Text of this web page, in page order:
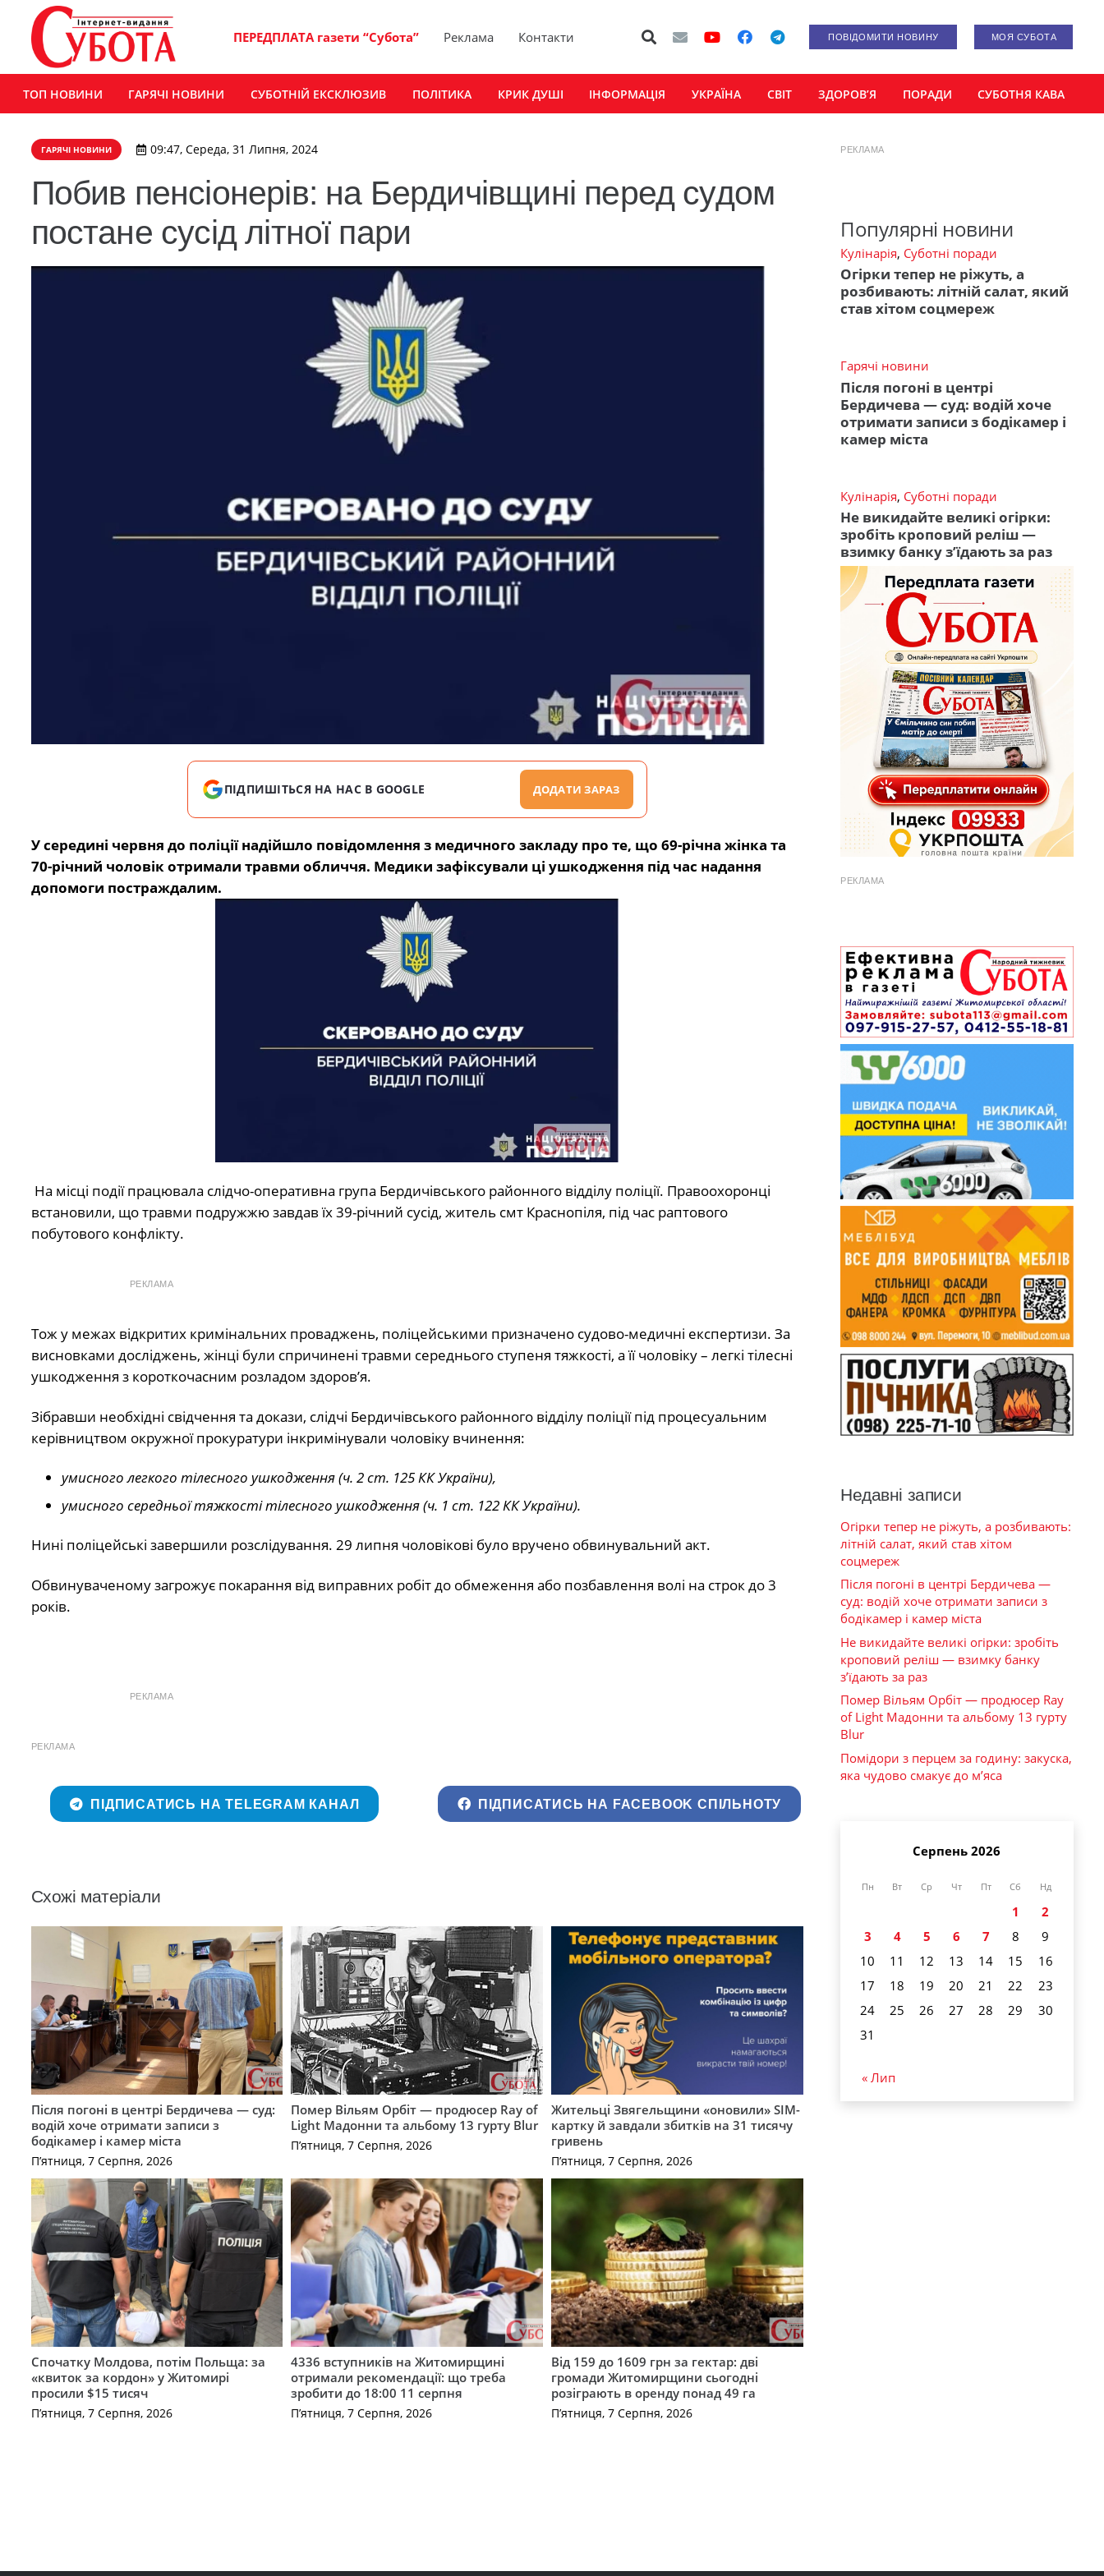
ПЕРЕДПЛАТА газети “Субота” Реклама Контакти ПОВІДОМИТИ НОВИНУ МОЯ СУБОТА
ТОП НОВИНИ ГАРЯЧІ НОВИНИ СУБОТНІЙ ЕКСКЛЮЗИВ ПОЛІТИКА КРИК ДУШІ ІНФОРМАЦІЯ УКРАЇНА СВІТ ЗДОРОВ’Я ПОРАДИ СУБОТНЯ КАВА
ГАРЯЧІ НОВИНИ 09:47, Середа, 31 Липня, 2024
Побив пенсіонерів: на Бердичівщині перед судом
постане сусід літної пари
ПІДПИШІТЬСЯ НА НАС В GOOGLE ДОДАТИ ЗАРАЗ
У середині червня до поліції надійшло повідомлення з медичного закладу про те, що 69-річна жінка та
70-річний чоловік отримали травми обличчя. Медики зафіксували ці ушкодження під час надання
допомоги постраждалим.
На місці події працювала слідчо-оперативна група Бердичівського районного відділу поліції. Правоохоронці
встановили, що травми подружжю завдав їх 39-річний сусід, житель смт Краснопіля, під час раптового
побутового конфлікту.
РЕКЛАМА
Тож у межах відкритих кримінальних проваджень, поліцейськими призначено судово-медичні експертизи. За
висновками досліджень, жінці були спричинені травми середнього ступеня тяжкості, а її чоловіку – легкі тілесні
ушкодження з короткочасним розладом здоров’я.
Зібравши необхідні свідчення та докази, слідчі Бердичівського районного відділу поліції під процесуальним
керівництвом окружної прокуратури інкримінували чоловіку вчинення:
умисного легкого тілесного ушкодження (ч. 2 ст. 125 КК України),
умисного середньої тяжкості тілесного ушкодження (ч. 1 ст. 122 КК України).
Нині поліцейські завершили розслідування. 29 липня чоловікові було вручено обвинувальний акт.
Обвинуваченому загрожує покарання від виправних робіт до обмеження або позбавлення волі на строк до 3
років.
РЕКЛАМА
РЕКЛАМА
ПІДПИСАТИСЬ НА TELEGRAM КАНАЛ ПІДПИСАТИСЬ НА FACEBOOK СПІЛЬНОТУ
Схожі матеріали
Після погоні в центрі Бердичева — суд:
водій хоче отримати записи з
бодікамер і камер міста
П’ятниця, 7 Серпня, 2026
Помер Вільям Орбіт — продюсер Ray of
Light Мадонни та альбому 13 гурту Blur
П’ятниця, 7 Серпня, 2026
Жительці Звягельщини «оновили» SIM-
картку й завдали збитків на 31 тисячу
гривень
П’ятниця, 7 Серпня, 2026
Спочатку Молдова, потім Польща: за
«квиток за кордон» у Житомирі
просили $15 тисяч
П’ятниця, 7 Серпня, 2026
4336 вступників на Житомирщині
отримали рекомендації: що треба
зробити до 18:00 11 серпня
П’ятниця, 7 Серпня, 2026
Від 159 до 1609 грн за гектар: дві
громади Житомирщини сьогодні
розіграють в оренду понад 49 га
П’ятниця, 7 Серпня, 2026
РЕКЛАМА
Популярні новини
Кулінарія, Суботні поради
Огірки тепер не ріжуть, а
розбивають: літній салат, який
став хітом соцмереж
Гарячі новини
Після погоні в центрі
Бердичева — суд: водій хоче
отримати записи з бодікамер і
камер міста
Кулінарія, Суботні поради
Не викидайте великі огірки:
зробіть кроповий реліш —
взимку банку з’їдають за раз
РЕКЛАМА
Недавні записи
Огірки тепер не ріжуть, а розбивають:
літній салат, який став хітом
соцмереж
Після погоні в центрі Бердичева —
суд: водій хоче отримати записи з
бодікамер і камер міста
Не викидайте великі огірки: зробіть
кроповий реліш — взимку банку
з’їдають за раз
Помер Вільям Орбіт — продюсер Ray
of Light Мадонни та альбому 13 гурту
Blur
Помідори з перцем за годину: закуска,
яка чудово смакує до м’яса
Серпень 2026
Пн Вт Ср Чт Пт Сб Нд
1
2
3
4 5 6 7 8
9
10
11 12 13 14 15
16
17
18 19 20 21 22
23
24
25 26 27 28 29
30
31
« Лип